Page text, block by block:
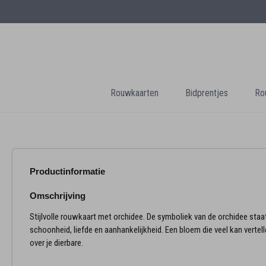
Rouwkaarten Bidprentjes
Productinformatie
Omschrijving
Stijlvolle rouwkaart met orchidee. De symboliek van de orchidee
schoonheid, liefde en aanhankelijkheid. Een bloem die veel kan
over je dierbare.